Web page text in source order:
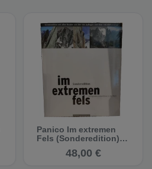
Panico Im extremen
Fels (Sonderedition) -
48,00 €